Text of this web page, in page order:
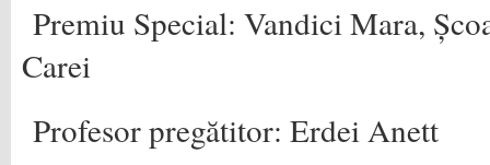
Premiu Special: Vandici Mara,
Carei
Profesor pregătitor: Erdei Anett